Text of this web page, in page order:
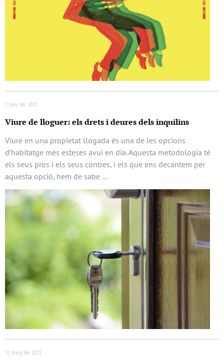
1 juny del 2021
Viure de lloguer: els drets i deures dels inquilins
Viure en una propietat llogada és una de les opcions
d’habitatge més esteses avui en dia. Aquesta metodologia té
els seus pros i els seus contres, i els que ens decantem per
aquesta opció, hem de sabe …
31 maig del 2021